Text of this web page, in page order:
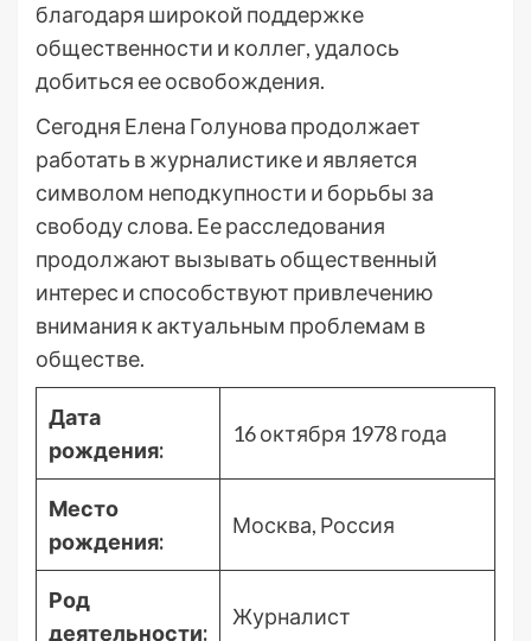
благодаря широкой поддержке
общественности и коллег, удалось
добиться ее освобождения.
Сегодня Елена Голунова продолжает
работать в журналистике и является
символом неподкупности и борьбы за
свободу слова. Ее расследования
продолжают вызывать общественный
интерес и способствуют привлечению
внимания к актуальным проблемам в
обществе.
Дата
рождения:
16 октября 1978 года
Место
рождения:
Москва, Россия
Род
деятельности:
Журналист